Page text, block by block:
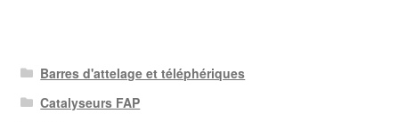
Barres d'attelage et téléphériques
Catalyseurs FAP